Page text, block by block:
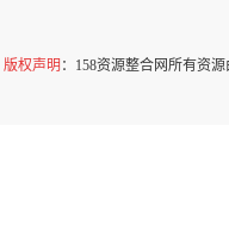
版权声明 ：158资源整合网所有资